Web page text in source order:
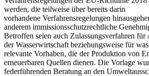
werden, die teilweise über bereits darin
vorhandene Verfahrensregelungen
anderem immissionsschutzrechtliche
Betroffen seien auch Zulassungsverfahren
der Wasserwirtschaft beziehungsweise für
relevante Vorhaben, die der Produktion von
erneuerbaren Quellen dienen. Die Vorlage
federführenden Beratung an den